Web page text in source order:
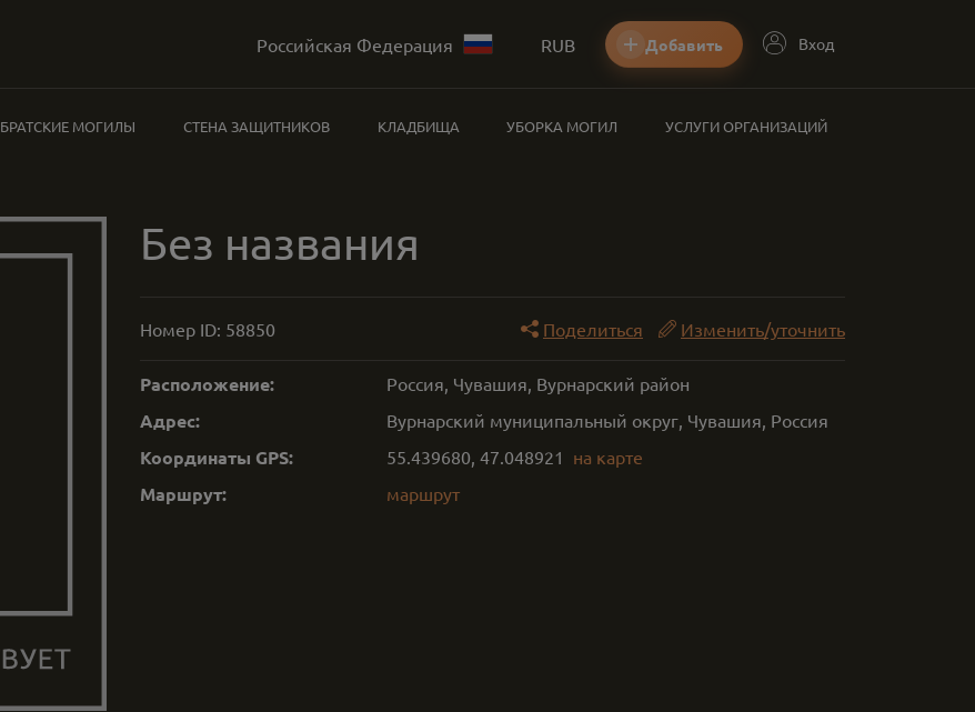
Российская Федерация RUB Добавить Вход
БРАТСКИЕ МОГИЛЫ СТЕНА ЗАЩИТНИКОВ КЛАДБИЩА УБОРКА МОГИЛ УСЛУГИ ОРГАНИЗАЦИЙ
Без названия
Номер ID: 58850 Поделиться Изменить/уточнить
Расположение: Россия, Чувашия, Вурнарский район
Адрес: Вурнарский муниципальный округ, Чувашия, Россия
Координаты GPS: 55.439680, 47.048921 на карте
Маршрут: маршрут